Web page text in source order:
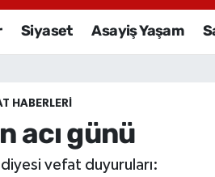
Siyaset Asayiş Yaşam
HABERLERI
acı günü
vefat duyuruları: